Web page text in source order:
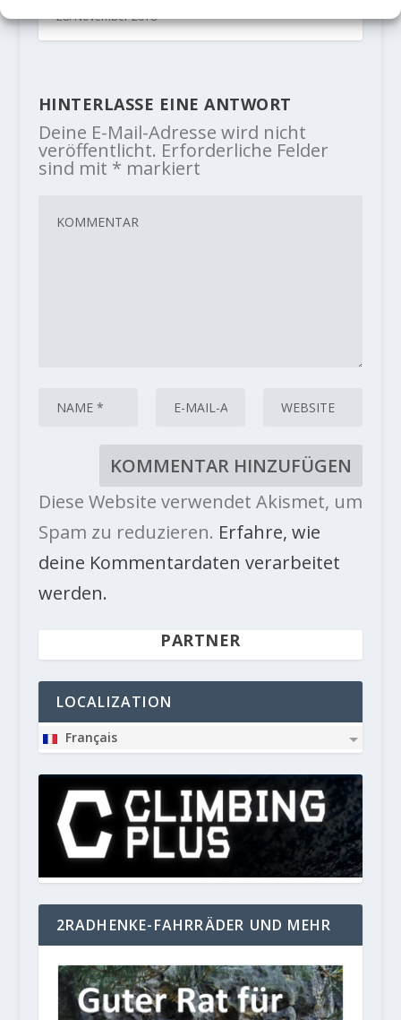
28. November 2018
HINTERLASSE EINE ANTWORT
Deine E-Mail-Adresse wird nicht
veröffentlicht. Erforderliche Felder
sind mit * markiert
Diese Website verwendet Akismet, um
Spam zu reduzieren. Erfahre, wie
deine Kommentardaten verarbeitet
werden.
PARTNER
LOCALIZATION
Français
2RADHENKE-FAHRRÄDER UND MEHR